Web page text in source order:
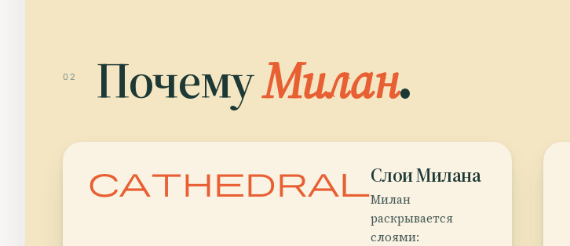
02 ПочемуМилан.
cathedral Слои Милана
Милан
раскрывается
слоями: